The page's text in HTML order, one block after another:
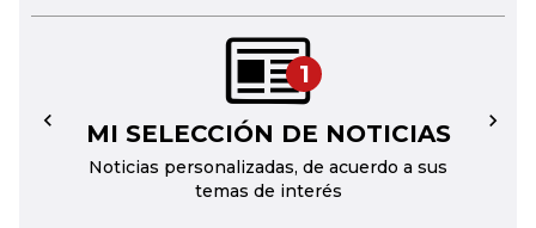
1
MI SELECCIÓN DE NOTICIAS
Noticias personalizadas, de acuerdo a sus
temas de interés
← →